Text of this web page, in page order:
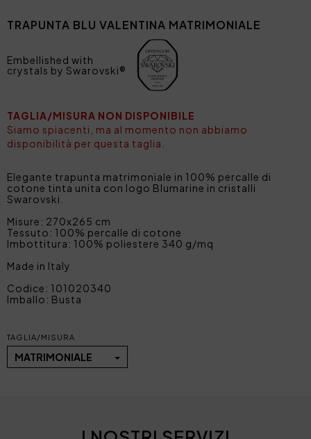
TRAPUNTA BLU VALENTINA MATRIMONIALE
Embellished with
crystals by Swarovski®
TAGLIA/MISURA NON DISPONIBILE
Siamo spiacenti, ma al momento non abbiamo
disponibilità per questa taglia.
Elegante trapunta matrimoniale in 100% percalle di
cotone tinta unita con logo Blumarine in cristalli
Swarovski.
Misure: 270x265 cm
Tessuto: 100% percalle di cotone
Imbottitura: 100% poliestere 340 g/mq
Made in Italy
Codice: 101020340
Imballo: Busta
TAGLIA/MISURA
MATRIMONIALE